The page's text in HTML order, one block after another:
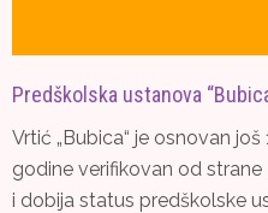
Predškolska ustanova
Vrtić „Bubica“ je osnovan
godine verifikovan od
i dobija status predškolske